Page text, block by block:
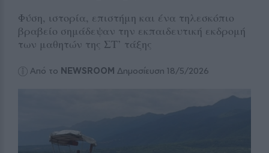
Φύση, ιστορία, επιστήμη και ένα τηλεσκόπιο
βραβείο σημάδεψαν την εκπαιδευτική εκδρομή
των μαθητών της ΣΤ’ τάξης
Από το NEWSROOM Δημοσίευση 18/5/2026